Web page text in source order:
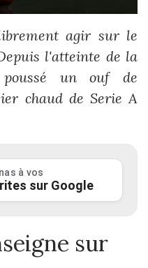
agir sur le
l'atteinte de la
un ouf de
chaud de Serie A
à vos
sur Google
sur